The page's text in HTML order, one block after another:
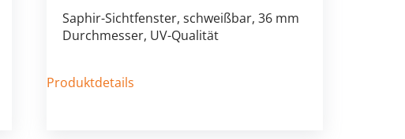
Saphir-Sichtfenster, schweißbar, 36 mm
Durchmesser, UV-Qualität
Produktdetails